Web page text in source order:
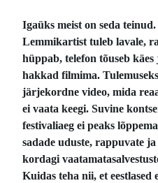
Igaüks meist on seda teinud.
Lemmikartist tuleb lavale,
hüppab, telefon tõuseb käes
hakkad filmima.
järjekordne video, mida
ei vaata keegi. Suvine
festivaliaeg ei peaks lõppema
sadade uduste, rappuvate ja
kordagi
Kuidas teha nii, et eestlased